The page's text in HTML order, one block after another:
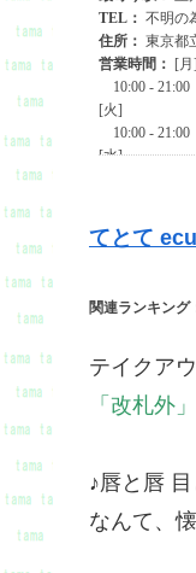
てとて
関連ランキング
テイクア
「改札外
♪唇と唇
なんて、